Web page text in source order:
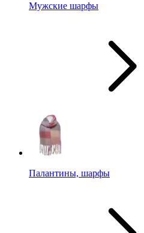
Мужские шарфы
Палантины, шарфы